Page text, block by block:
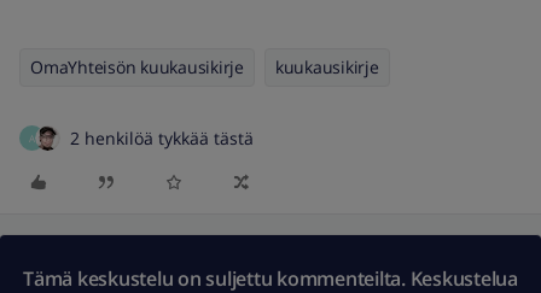
OmaYhteisön kuukausikirje kuukausikirje
A 2 henkilöä tykkää tästä
Tämä keskustelu on suljettu kommenteilta. Keskustelua